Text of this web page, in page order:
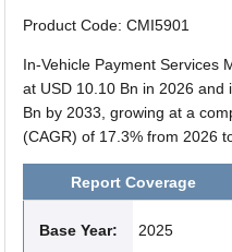
Product Code: CMI5901
In-Vehicle Payment Services
at USD 10.10 Bn in 2026 and
Bn by 2033, growing at a
(CAGR) of 17.3% from 2026
Report Coverage
Base Year: 2025